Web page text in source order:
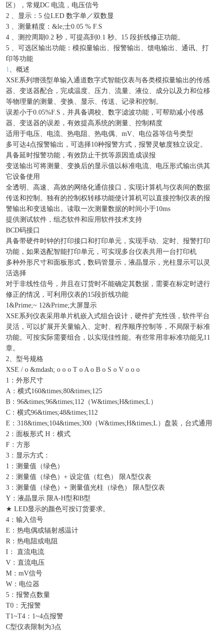
区），常规DC 电流，电压信号
2 、显示：5 位LED 数字单／双数显
3 、测量精度：&le;士0.05 % F.S
4 、测控周期0.2 秒，可提高到0.1 秒。15 段折线修正功能。
5 、可选区输出功能：模拟量输出、报警输出、馈电输出、通讯、打
印等功能
1
、概述
XSE系列增强型单输入通道数字式智能仪表与各类模拟量输出的传感
器、变送器配合，完成温度、压力、流量、液位、成分以及力和位移
等物理量的测量、变换、显示、传送、记录和控制。
误差小于0.05%F.S，并具备调校、数字滤波功能，可帮助减小传感
器、变送器的误差，有效提高系统的测量、控制精度
适用于电压、电流、热电阻、热电偶、mV、电位器等信号类型
多可达4点报警输出，可选择10种报警方式，报警灵敏度独立设定。
具备延时报警功能，有效防止干扰等原因造成误报
变送输出可将测量、变换后的显示值以标准电流、电压形式输出供其
它设备使用
全透明、高速、高效的网络化通信接口，实现计算机与仪表间的数据
传送和控制。独有的控制权转移功能使计算机可以直接控制仪表的报
警输出和变送输出。读取一次测量数据的时间小于10ms
提供测试软件，组态软件和应用软件技术支持
BCD码接口
具备带硬件时钟的打印接口和打印单元，实现手动、定时、报警打印
功能，如果选配智能打印单元，可实现多台仪表共用一台打印机
多种外形尺寸和面板形式，数码管显示，液晶显示，光柱显示可以灵
活选择
对于非线性信号，并且在订货时不能确定其数据，需要在标定时进行
修正的情况，可利用仪表的15段折线功能
1&Prime;~ 12&Prime;大屏显示
XSE系列仪表采用单片机嵌入式组合设计，硬件扩充性强，软件平台
灵活，可以扩展开关量输入、定时、程序顺序控制等，不局限于标准
功能。可按实际需要组合，以实现佳性能。有些常用非标准功能见11
章。
2、型号规格
XSE / o &mdash; o o o T o A o B o S o V o o o
1：外形尺寸
A：横式160&times;80&times;125
B：96&times;96&times;112（W&times;H&times;L）
C：横式96&times;48&times;112
E：318&times;104&times;300（W&times;H&times;L）盘装，台式通用
2：面板形式 H：横式
F：方形
3：显示方式：
1：测量值（绿色）
2：测量值（绿色）+ 设定值（红色） 限A型仪表
3：测量值（绿色）+ 测量值光柱（绿色） 限A型仪表
Y：液晶显示 限A-H型和B型
★ LED显示的颜色可按订货要求。
4：输入信号
E：热电偶或辐射感温计
R：热电阻或电阻
I： 直流电流
V：直流电压
M：mV信号
W：电位器
5：报警点数量
T0：无报警
T1~T4：1~4点报警
C型仪表限制为3点